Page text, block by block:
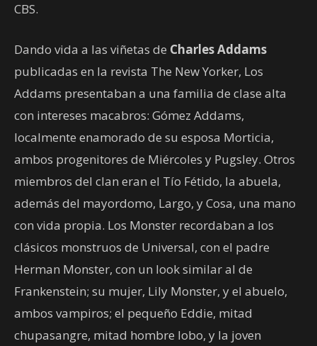
CBS.
Dando vida a las viñetas de Charles Addams
publicadas en la revista The New Yorker, Los
Addams presentaban a una familia de clase alta
con intereses macabros: Gómez Addams,
localmente enamorado de su esposa Morticia,
ambos progenitores de Miércoles y Pugsley. Otros
miembros del clan eran el Tío Fétido, la abuela,
además del mayordomo, Largo, y Cosa, una mano
con vida propia. Los Monster recordaban a los
clásicos monstruos de Universal, con el padre
Herman Monster, con un look similar al de
Frankenstein; su mujer, Lily Monster, y el abuelo,
ambos vampiros; el pequeño Eddie, mitad
chupasangre, mitad hombre lobo, y la joven